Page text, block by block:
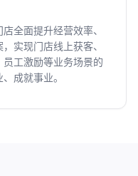
全面提升经营效率、
实现门店线上获客、
工激励等业务场景的
成就事业。